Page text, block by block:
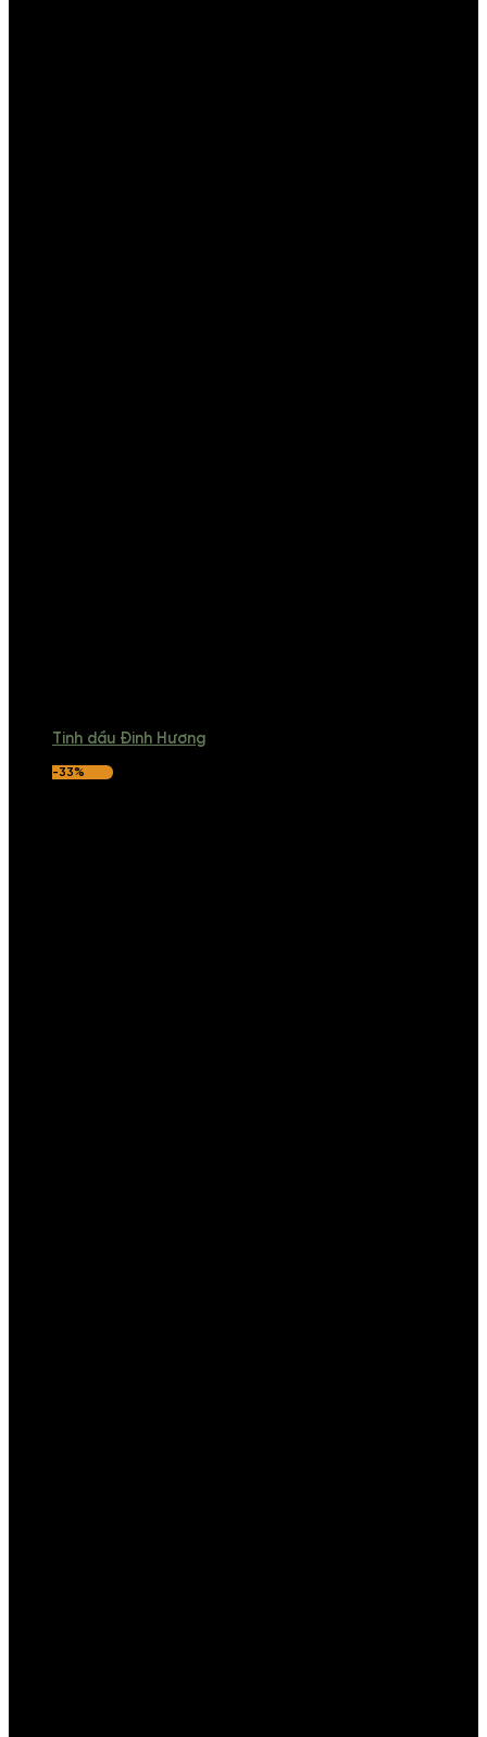
Tinh dầu Đinh Hương
-33%